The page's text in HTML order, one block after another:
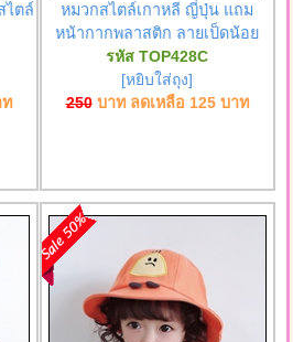
ไตล์
หมวกสไตล์เกาหลี ญี่ปุ่น แถม
หน้ากากพลาสติก ลายเป็ดน้อย
รหัส TOP428C
[หยิบใส่ถุง]
250บาท ลดเหลือ 125บาท